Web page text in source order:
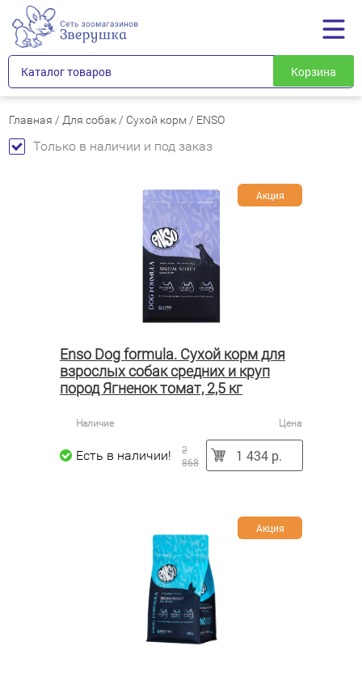
Каталог товаров Корзина
Главная / Для собак / Сухой корм / ENSO
Только в наличии и под заказ
Акция
Enso Dog formula. Сухой корм для
взрослых собак средних и круп
пород Ягненок томат, 2,5 кг
Наличие Цена
Есть в наличии!
2
868
1 434 р.
Акция